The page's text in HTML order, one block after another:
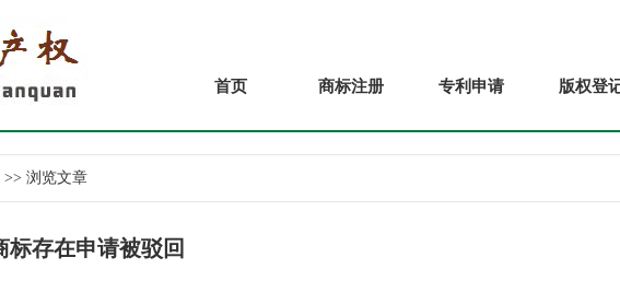
首页 商标注册 专利申请 版权登
>> 浏览文章
标存在申请被驳回